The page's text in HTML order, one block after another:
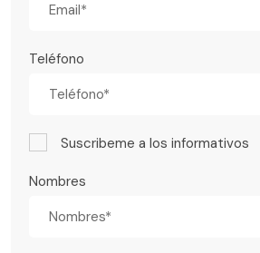
Teléfono
Suscribeme a los informativos
Nombres